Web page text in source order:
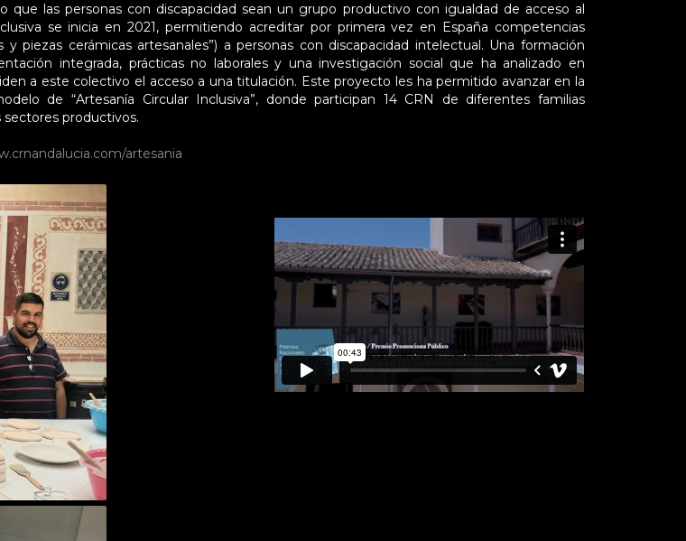
las personas con discapacidad sean un grupo productivo con igualdad de acceso al
se inicia en 2021, permitiendo acreditar por primera vez en España competencias
piezas cerámicas artesanales”) a personas con discapacidad intelectual. Una formación
integrada, prácticas no laborales y una investigación social que ha analizado en
a este colectivo el acceso a una titulación. Este proyecto les ha permitido avanzar en la
de “Artesanía Circular Inclusiva”, donde participan 14 CRN de diferentes familias
sectores productivos.
artesania